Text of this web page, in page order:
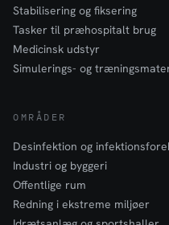
Stabilisering og fiksering
Tasker til præhospitalt brug
Medicinsk udstyr
Simulerings- og
OMRÅDER
Desinfektion og
Industri og byggeri
Offentlige rum
Redning i ekstreme miljøer